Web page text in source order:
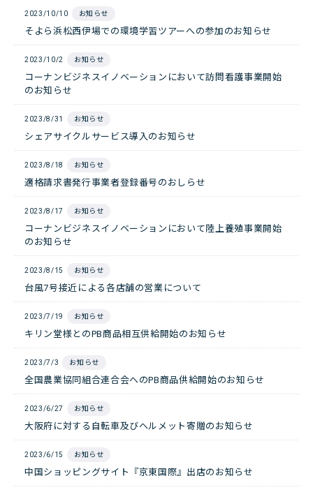
2023/10/10 お知らせ
そよら浜松西伊場での環境学習ツアーへの参加のお知らせ
2023/10/2 お知らせ
コーナンビジネスイノベーションにおいて訪問看護事業開始
のお知らせ
2023/8/31 お知らせ
シェアサイクルサービス導入のお知らせ
2023/8/18 お知らせ
適格請求書発行事業者登録番号のおしらせ
2023/8/17 お知らせ
コーナンビジネスイノベーションにおいて陸上養殖事業開始
のお知らせ
2023/8/15 お知らせ
台風7号接近による各店舗の営業について
2023/7/19 お知らせ
キリン堂様とのPB商品相互供給開始のお知らせ
2023/7/3 お知らせ
全国農業協同組合連合会へのPB商品供給開始のお知らせ
2023/6/27 お知らせ
大阪府に対する自転車及びヘルメット寄贈のお知らせ
2023/6/15 お知らせ
中国ショッピングサイト『京東国際』出店のお知らせ